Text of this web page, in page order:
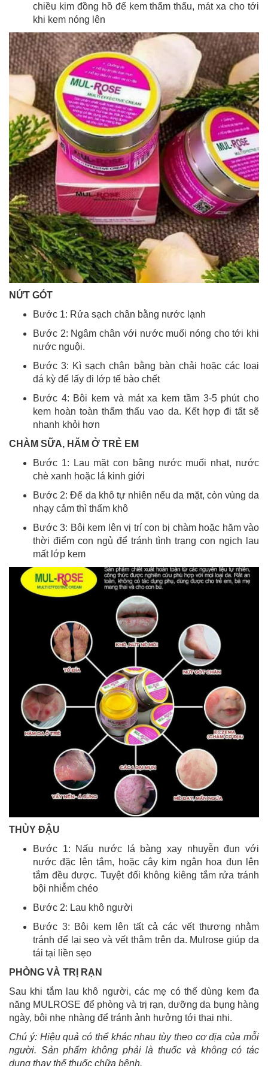
chiều kim đồng hồ để kem thẩm thấu, mát xa cho tới
khi kem nóng lên
NỨT GÓT
Bước 1: Rửa sạch chân bằng nước lạnh
Bước 2: Ngâm chân với nước muối nóng cho tới khi
nước nguội.
Bước 3: Kì sạch chân bằng bàn chải hoặc các loại
đá kỳ để lấy đi lớp tế bào chết
Bước 4: Bôi kem và mát xa kem tầm 3-5 phút cho
kem hoàn toàn thẩm thấu vao da. Kết hợp đi tất sẽ
nhanh khỏi hơn
CHÀM SỮA, HĂM Ở TRẺ EM
Bước 1: Lau mặt con bằng nước muối nhạt, nước
chè xanh hoặc lá kinh giới
Bước 2: Để da khô tự nhiên nếu da mặt, còn vùng da
nhạy cảm thì thấm khô
Bước 3: Bôi kem lên vị trí con bị chàm hoặc hăm vào
thời điểm con ngủ để tránh tình trạng con ngịch lau
mất lớp kem
THỦY ĐẬU
Bước 1: Nấu nước lá bàng xay nhuyễn đun với
nước đặc lên tắm, hoặc cây kim ngân hoa đun lên
tắm đều được. Tuyệt đối không kiêng tắm rửa tránh
bội nhiễm chéo
Bước 2: Lau khô người
Bước 3: Bôi kem lên tất cả các vết thương nhằm
tránh để lại sẹo và vết thâm trên da. Mulrose giúp da
tái tại liền sẹo
PHÒNG VÀ TRỊ RẠN
Sau khi tắm lau khô người, các mẹ có thể dùng kem đa
năng MULROSE để phòng và trị rạn, dưỡng da bụng hàng
ngày, bôi nhẹ nhàng để tránh ảnh hưởng tới thai nhi.
Chú ý: Hiệu quả có thể khác nhau tùy theo cơ địa của mỗi
người. Sản phẩm không phải là thuốc và không có tác
dụng thay thế thuốc chữa bệnh.